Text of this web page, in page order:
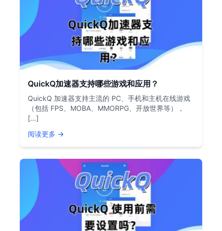
QuickQ加速器支持哪些游戏和应用？
QuickQ 加速器支持主流的 PC、手机和主机在线游戏
（包括 FPS、MOBA、MMORPG、开放世界等），
[…]
阅读更多 →